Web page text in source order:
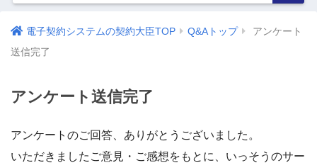
電子契約システムの契約大臣TOP Q&Aトップ
アンケート
送信完了
アンケート送信完了
アンケートのご回答、ありがとうございました。
いただきましたご意見・ご感想をもとに、いっそうのサー